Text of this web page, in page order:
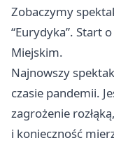
Zobaczymy
“Eurydyka”. Start
Miejskim.
Najnowszy
czasie pandemii.
zagrożenie
i konieczność